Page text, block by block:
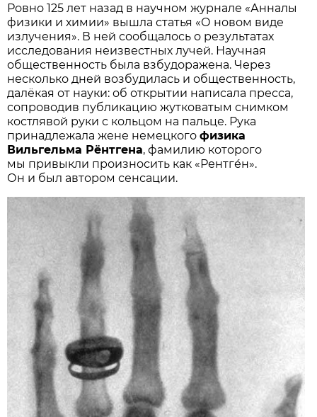
Ровно 125 лет назад в научном журнале «Анналы
физики и химии» вышла статья «О новом виде
излучения». В ней сообщалось о результатах
исследования неизвестных лучей. Научная
общественность была взбудоражена. Через
несколько дней возбудилась и общественность,
далёкая от науки: об открытии написала пресса,
сопроводив публикацию жутковатым снимком
костлявой руки с кольцом на пальце. Рука
принадлежала жене немецкогофизика
Вильгельма Рёнтгена, фамилию которого
мы привыкли произносить как «Рентге́н».
Он и был автором сенсации.